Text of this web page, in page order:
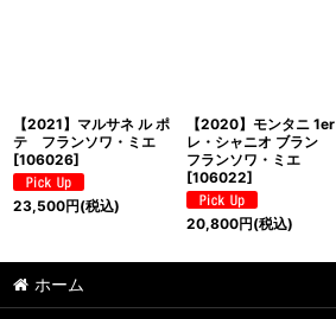
【2021】マルサネ ル ポ
テ フランソワ・ミエ
[106026]
23,500円(税込)
【2020】モンタニ 1er
レ・シャニオ ブラン
フランソワ・ミエ
[106022]
20,800円(税込)
ホーム